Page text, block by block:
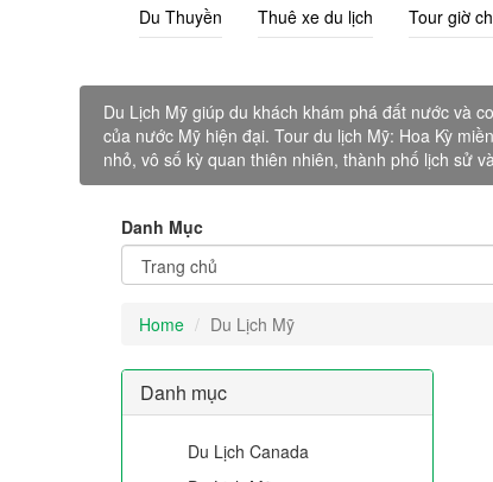
Du Thuyền Thuê xe du lịch Tour giờ
Du Lịch Mỹ giúp du khách khám phá đất nước và
của nước Mỹ hiện đại. Tour du lịch Mỹ: Hoa Kỳ
nhỏ, vô số kỳ quan thiên nhiên, thành phố lịch sử
Danh Mục
Home Du Lịch Mỹ
Danh mục
Du Lịch Canada